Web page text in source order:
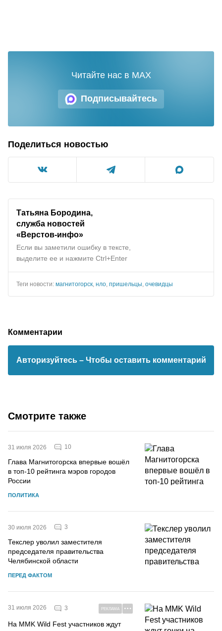
Подписывайтесь
Читайте нас в MAX
Поделиться новостью
Татьяна Бородина,
служба новостей
«Верстов-инфо»
Если вы заметили ошибку в тексте,
выделите ее и нажмите Ctrl+Enter
Теги новости: магнитогорск нло пришельцы очевидцы
Комментарии
Авторизуйтесь – Чтобы оставить комментарий
Смотрите также
31 июля 2026 10
Глава Магнитогорска впервые вошёл
в топ-10 рейтинга мэров городов
России
ПОЛИТИКА
30 июля 2026 3
Текслер уволил заместителя
председателя правительства
Челябинской области
ПЕРЕД ФАКТОМ
31 июля 2026 3 РЕКЛАМА
На MMK Wild Fest участников ждут